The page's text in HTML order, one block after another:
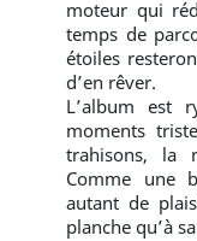
moteur qui
temps de
étoiles
d’en rêver.
L’album est
moments
trahisons, la
Comme une
autant de
planche qu’à